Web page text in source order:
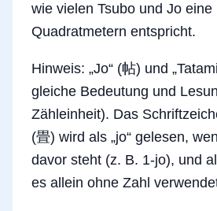
wie vielen Tsubo und Jo
Quadratmetern entspricht.
Hinweis: „Jo“ (帖) und
gleiche Bedeutung und
Zähleinheit). Das
(畳) wird als „jo“ gelesen,
davor steht (z. B. 1-jo), und
es allein ohne Zahl